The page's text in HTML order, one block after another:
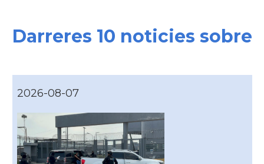
Darreres 10 noticies sobre
2026-08-07